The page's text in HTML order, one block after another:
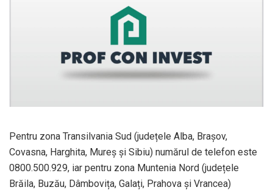
Pentru zona Transilvania Sud (județele Alba, Brașov,
Covasna, Harghita, Mureș și Sibiu) numărul de telefon este
0800.500.929, iar pentru zona Muntenia Nord (județele
Brăila, Buzău, Dâmbovița, Galați, Prahova și Vrancea)